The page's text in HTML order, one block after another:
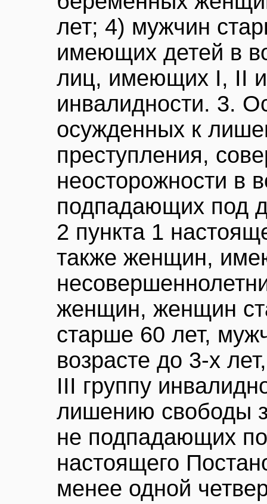
лет; 4) мужчин
имеющих детей в
лиц, имеющих I, II
инвалидности. 3.
осужденных к
преступления,
неосторожности в
подпадающих под
2 пункта 1
также женщин,
женщин, женщин
старше 60 лет,
возрасте до 3-х
III группу
лишению свободы
не подпадающих
настоящего
менее одной